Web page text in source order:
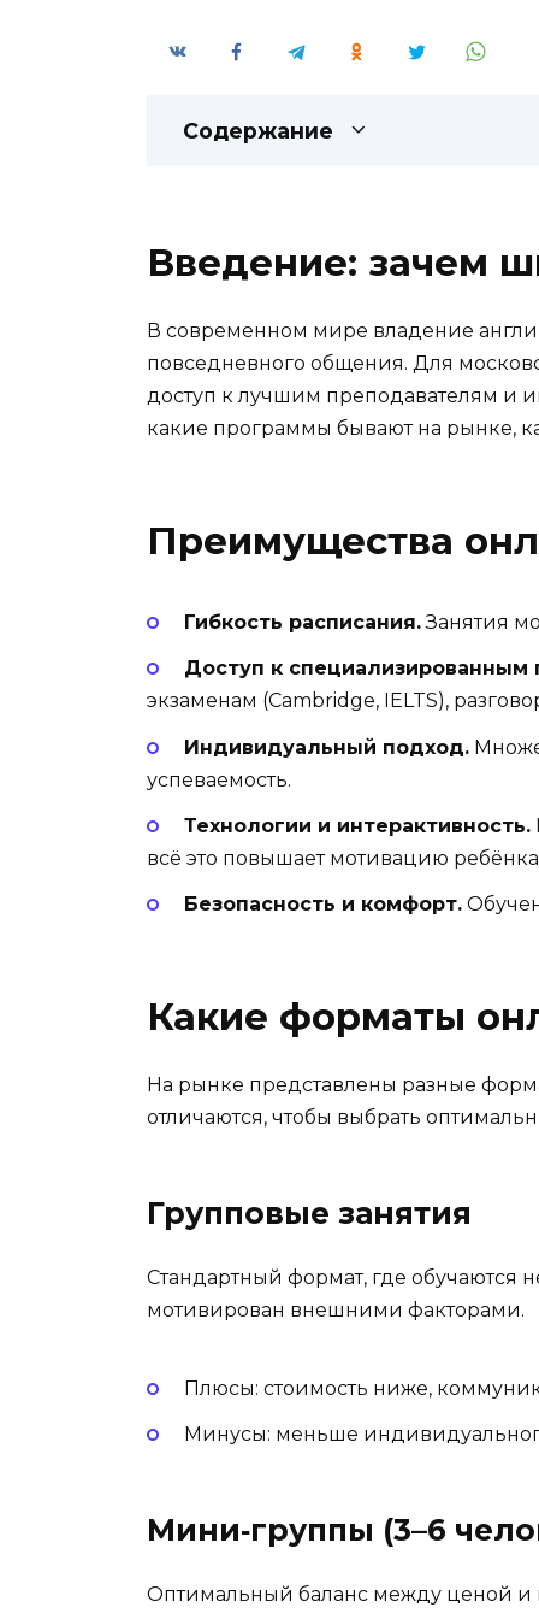
Содержание
Введение: зачем
В современном мире владение
повседневного общения. Для
доступ к лучшим преподавателям и
какие программы бывают на рынке,
Преимущества
Гибкость расписания.Занятия
Доступ к специализированным
экзаменам (Cambridge, IELTS),
Индивидуальный подход.
успеваемость.
Технологии и интерактивность.
всё это повышает мотивацию
Безопасность и комфорт.
Какие форматы
На рынке представлены разные
отличаются, чтобы выбрать
Групповые занятия
Стандартный формат, где обучаются
мотивирован внешними факторами.
Плюсы: стоимость ниже,
Минусы: меньше
Мини‑группы (3–6
Оптимальный баланс между ценой и